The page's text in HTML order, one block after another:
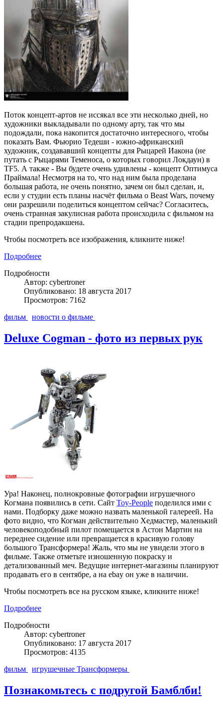
Поток концепт-артов не иссякал все эти несколько дней, но
художники выкладывали по одному арту, так что мы
подождали, пока накопится достаточно интересного, чтобы
показать Вам. Фьюрио Тедеши - южно-африканский
художник, создававший концепты для Рыцарей Иакона (не
путать с Рыцарями Теменоса, о которых говорил Локдаун) в
TF5. А также - Вы будете очень удивлены - концепт Оптимуса
Праймала! Несмотря на то, что над ним была проделана
большая работа, не очень понятно, зачем он был сделан, и,
если у студии есть планы насчёт фильма о Beast Wars, почему
они разрешили поделиться концептом сейчас? Согласитесь,
очень странная закулисная работа происходила с фильмом на
стадии препродакшена.
Чтобы посмотреть все изображения, кликните ниже!
Подробнее
Подробности
Автор: cybertroner
Опубликовано: 18 августа 2017
Просмотров: 7162
фильм
новости о фильме
Deluxe Cogman - фото из первых рук
Ура! Наконец, полнокровные фотографии игрушечного
Когмана появились в сети. Сайт Toy-People поделился ими с
нами. Подборку даже можно назвать маленькой галереей. На
фото видно, что Когман действительно Хедмастер, маленький
человекоподобный пилот помещается в Астон Мартин на
переднее сидение или превращается в красивую голову
большого Трансформера! Жаль, что мы не увидели этого в
фильме. Также отметьте изношенную покраску и
детализованный меч. Ведущие интернет-магазины планируют
продавать его в сентябре, а на ebay он уже в наличии.
Чтобы посмотреть все на русском языке, кликните ниже!
Подробнее
Подробности
Автор: cybertroner
Опубликовано: 17 августа 2017
Просмотров: 4135
фильм
игрушечные Трансформеры
Познакомьтесь с подругой Бамблби!